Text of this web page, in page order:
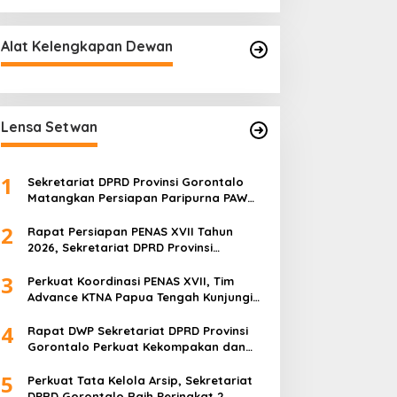
Alat Kelengkapan Dewan
Lensa Setwan
1
Sekretariat DPRD Provinsi Gorontalo
Matangkan Persiapan Paripurna PAW
2
Rapat Persiapan PENAS XVII Tahun
2026, Sekretariat DPRD Provinsi
Pembagian Tugas
3
Perkuat Koordinasi PENAS XVII, Tim
Advance KTNA Papua Tengah Kunjungi
4
Rapat DWP Sekretariat DPRD Provinsi
Gorontalo Perkuat Kekompakan dan
5
Perkuat Tata Kelola Arsip, Sekretariat